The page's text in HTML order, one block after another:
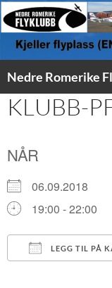
Nedre Romerike
TIL
INNHOLD
KLUBB-
NÅR
06.09.2018
19:00 - 22:00
LEGG TIL PÅ